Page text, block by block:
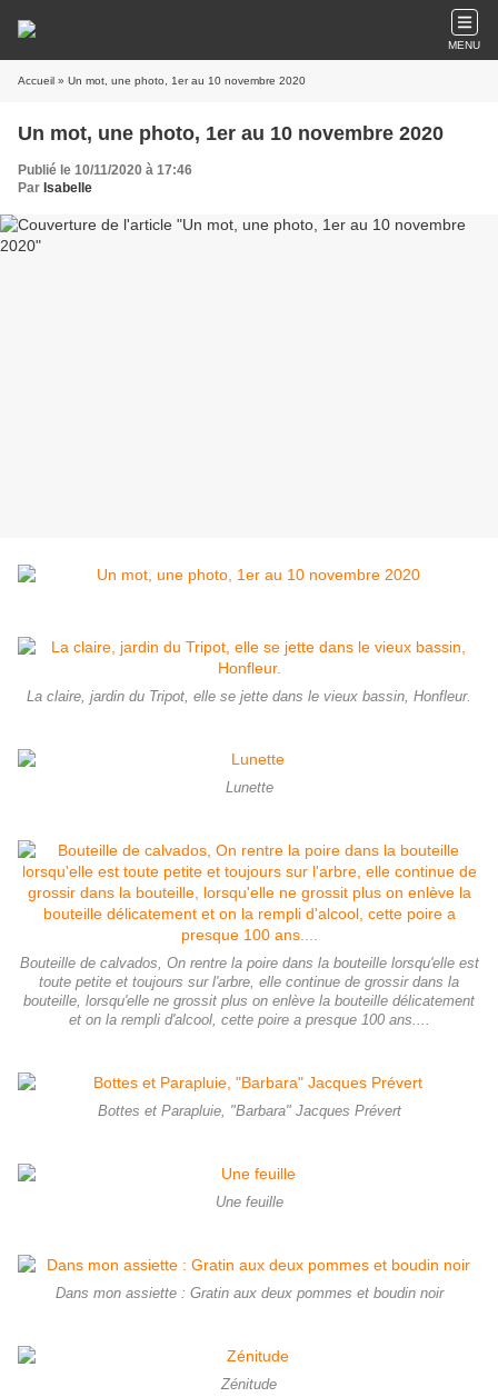
MENU
Accueil » Un mot, une photo, 1er au 10 novembre 2020
Un mot, une photo, 1er au 10 novembre 2020
Publié le 10/11/2020 à 17:46
Par Isabelle
La claire, jardin du Tripot, elle se jette dans le vieux bassin, Honfleur.
Lunette
Bouteille de calvados, On rentre la poire dans la bouteille lorsqu'elle est
toute petite et toujours sur l'arbre, elle continue de grossir dans la
bouteille, lorsqu'elle ne grossit plus on enlève la bouteille délicatement
et on la rempli d'alcool, cette poire a presque 100 ans....
Bottes et Parapluie, "Barbara" Jacques Prévert
Une feuille
Dans mon assiette : Gratin aux deux pommes et boudin noir
Zénitude